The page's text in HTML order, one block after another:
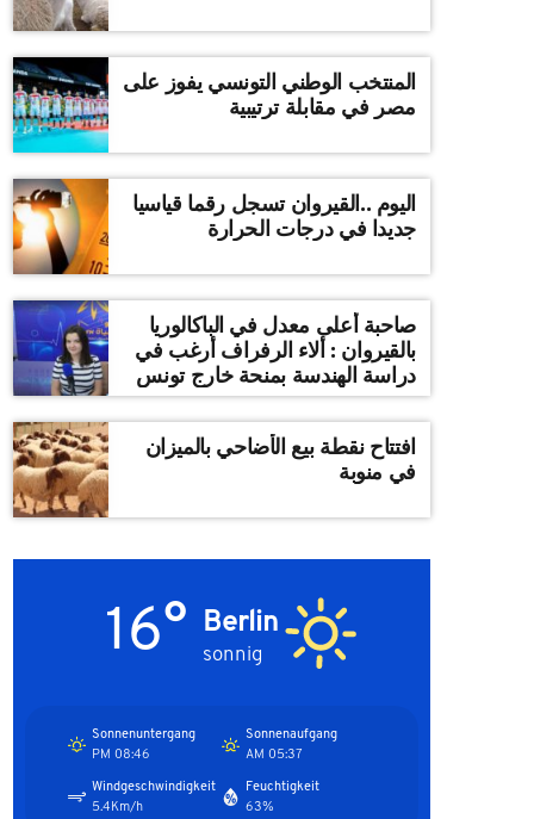
المنتخب الوطني التونسي يفوز على
مصر في مقابلة ترتيبية
اليوم ..القيروان تسجل رقما قياسيا
جديدا في درجات الحرارة
صاحبة أعلى معدل في الباكالوريا
بالقيروان : ألاء الرفراف أرغب في
دراسة الهندسة بمنحة خارج تونس
افتتاح نقطة بيع الأضاحي بالميزان
في منوبة
Berlin
sonnig
16°
Sonnenaufgang
05:37 AM
Sonnenuntergang
08:46 PM
Feuchtigkeit
63%
Windgeschwindigkeit
5.4Km/h